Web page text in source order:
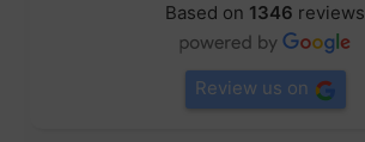
Based on 1346 reviews
Review us on